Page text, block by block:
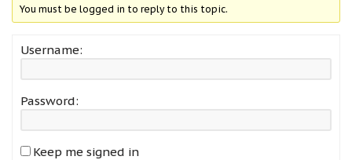
You must be logged in to reply to this topic.
Username:
Password:
Keep me signed in